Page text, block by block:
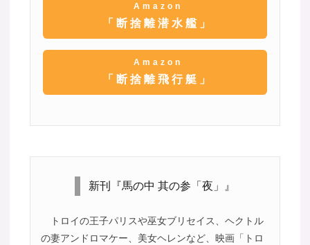
Amazon
「断捨離潜水艦」
Amazon
「断捨離飛行艇」
新刊『馬の中 其の参「夜」』
トロイの王子パリスや巫女ブリセイス、ヘクトル
の妻アンドロマケー、美女ヘレンなど、映画「トロ